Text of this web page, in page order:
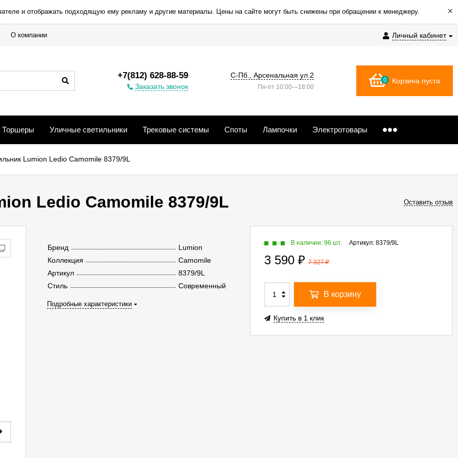
и отображать подходящую ему рекламу и другие материалы. Цены на сайте могут быть снижены при обращении к менеджеру. ×
Личный кабинет
О компании
+7(812) 628-88-59
Заказать звонок
С-Пб., Арсенальная ул.2
Пн-пт 10:00—18:00
0 Корзина пуста
Торшеры Уличные светильники Трековые системы Споты Лампочки Электротовары
Lumion Ledio Camomile 8379/9L
Ledio Camomile 8379/9L Оставить отзыв
Бренд
Lumion
Коллекция
Camomile
Артикул
8379/9L
Стиль
Современный
Подробные характеристики
Артикул: 8379/9L
В наличии: 96 шт.
3 590 ₽ 7 327₽
В корзину
Купить в 1 клик